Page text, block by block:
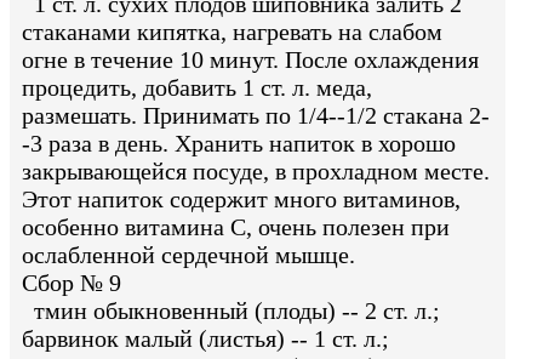
стаканами кипятка, нагревать на слабом
огне в течение 10 минут. После охлаждения
процедить, добавить 1 ст. л. меда,
размешать. Принимать по 1/4--1/2 стакана 2-
-3 раза в день. Хранить напиток в хорошо
закрывающейся посуде, в прохладном месте.
Этот напиток содержит много витаминов,
особенно витамина С, очень полезен при
ослабленной сердечной мышце.
Сбор № 9
тмин обыкновенный (плоды) -- 2 ст. л.;
барвинок малый (листья) -- 1 ст. л.;